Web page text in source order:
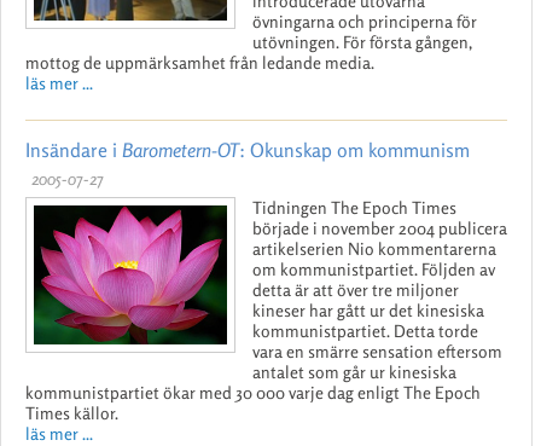
övningarna och principerna för
utövningen. För första gången,
mottog de uppmärksamhet från ledande media.
läs mer ...
Insändare i Barometern-OT: Okunskap om kommunism
2005-07-27
Tidningen The Epoch Times
började i november 2004 publicera
artikelserien Nio kommentarerna
om kommunistpartiet. Följden av
detta är att över tre miljoner
kineser har gått ur det kinesiska
kommunistpartiet. Detta torde
vara en smärre sensation eftersom
antalet som går ur kinesiska
kommunistpartiet ökar med 30 000 varje dag enligt The Epoch
Times källor.
läs mer ...